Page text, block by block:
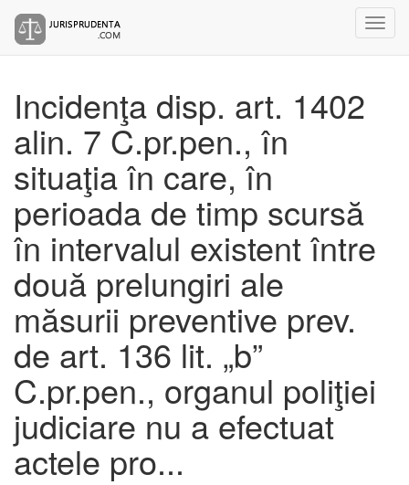
Incidenţa disp. art. 1402
alin. 7 C.pr.pen., în
situaţia în care, în
perioada de timp scursă
în intervalul existent între
două prelungiri ale
măsurii preventive prev.
de art. 136 lit. „b”
C.pr.pen., organul poliţiei
judiciare nu a efectuat
actele pro...